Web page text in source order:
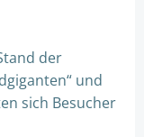
der
und
sich Besucher